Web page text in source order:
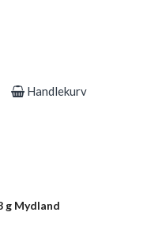
Handlekurv
g Mydland